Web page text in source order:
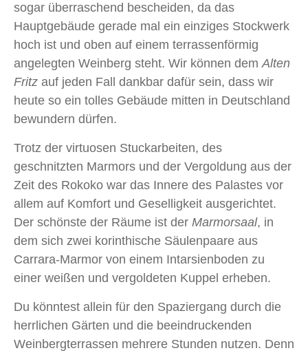
sogar überraschend bescheiden, da das
Hauptgebäude gerade mal ein einziges Stockwerk
hoch ist und oben auf einem terrassenförmig
angelegten Weinberg steht. Wir können demAlten
Fritz auf jeden Fall dankbar dafür sein, dass wir
heute so ein tolles Gebäude mitten in Deutschland
bewundern dürfen.
Trotz der virtuosen Stuckarbeiten, des
geschnitzten Marmors und der Vergoldung aus der
Zeit des Rokoko war das Innere des Palastes vor
allem auf Komfort und Geselligkeit ausgerichtet.
Der schönste der Räume ist der Marmorsaal, in
dem sich zwei korinthische Säulenpaare aus
Carrara-Marmor von einem Intarsienboden zu
einer weißen und vergoldeten Kuppel erheben.
Du könntest allein für den Spaziergang durch die
herrlichen Gärten und die beeindruckenden
Weinbergterrassen mehrere Stunden nutzen. Denn